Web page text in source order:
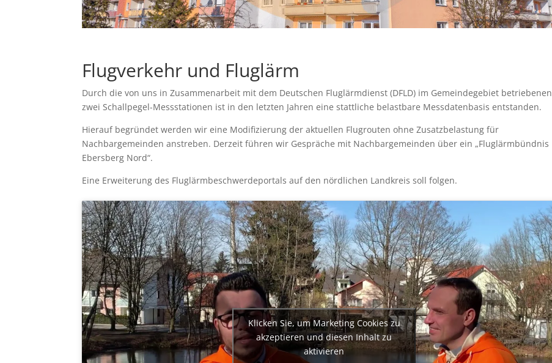
Flugverkehr und Fluglärm
Durch die von uns in Zusammenarbeit mit dem Deutschen Fluglärmdienst (DFLD) im Gemeindegebiet betriebenen
zwei Schallpegel-Messstationen ist in den letzten Jahren eine stattliche belastbare Messdatenbasis entstanden.
Hierauf begründet werden wir eine Modifizierung der aktuellen Flugrouten ohne Zusatzbelastung für
Nachbargemeinden anstreben. Derzeit führen wir Gespräche mit Nachbargemeinden über ein „Fluglärmbündnis
Ebersberg Nord“.
Eine Erweiterung des Fluglärmbeschwerdeportals auf den nördlichen Landkreis soll folgen.
Klicken Sie, um Marketing Cookies zu
akzeptieren und diesen Inhalt zu
aktivieren